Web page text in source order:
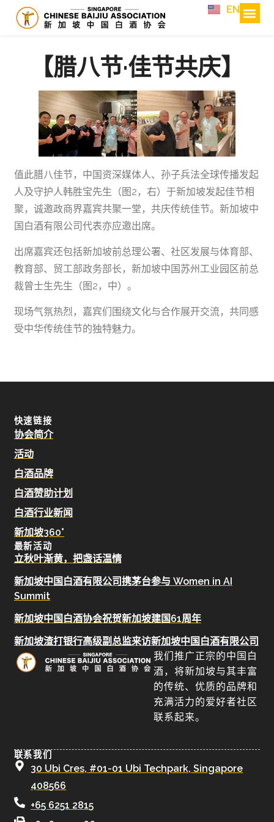
EN
【腊八节·佳节共庆】
值此腊八佳节，中国资深媒体人、孙子兵法全球传播发起
人及守护人韩胜宝先生（图2，右）于新加坡发起佳节相
聚，诚邀政商界嘉宾共聚一堂，共庆传统佳节。新加坡中
国白酒有限公司代表亦应邀出席。
出席嘉宾还包括新加坡前总理公署、社区发展与体育部、
教育部、贸工部政务部长，新加坡中国苏州工业园区前总
裁曾士生先生（图2，中）。
现场气氛热烈，嘉宾们围绕文化与合作展开交流，共同感
受中华传统佳节的独特魅力。
快速链接
协会简介
活动
白酒品牌
白酒赞助计划
白酒行业新闻
新加坡360°
最新活动
立秋叶渐黄，把盏话温情
新加坡中国白酒有限公司携茅台参与 Women in AI
Summit
新加坡中国白酒协会祝贺新加坡建国61周年
新加坡渣打银行高级副总监来访新加坡中国白酒有限公司
我们推广正宗的中国白
酒，将新加坡与其丰富
的传统、优质的品牌和
充满活力的爱好者社区
联系起来。
联系我们
30 Ubi Cres, #01-01 Ubi Techpark, Singapore
408566
+65 6251 2815